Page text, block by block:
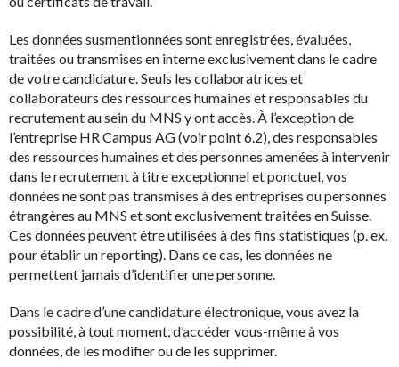
Les données susmentionnées sont enregistrées, évaluées,
traitées ou transmises en interne exclusivement dans le cadre
de votre candidature. Seuls les collaboratrices et
collaborateurs des ressources humaines et responsables du
recrutement au sein du MNS y ont accès. À l’exception de
l’entreprise HR Campus AG (voir point 6.2), des responsables
des ressources humaines et des personnes amenées à intervenir
dans le recrutement à titre exceptionnel et ponctuel, vos
données ne sont pas transmises à des entreprises ou personnes
étrangères au MNS et sont exclusivement traitées en Suisse.
Ces données peuvent être utilisées à des fins statistiques (p. ex.
pour établir un reporting). Dans ce cas, les données ne
permettent jamais d’identifier une personne.
Dans le cadre d’une candidature électronique, vous avez la
possibilité, à tout moment, d’accéder vous-même à vos
données, de les modifier ou de les supprimer.